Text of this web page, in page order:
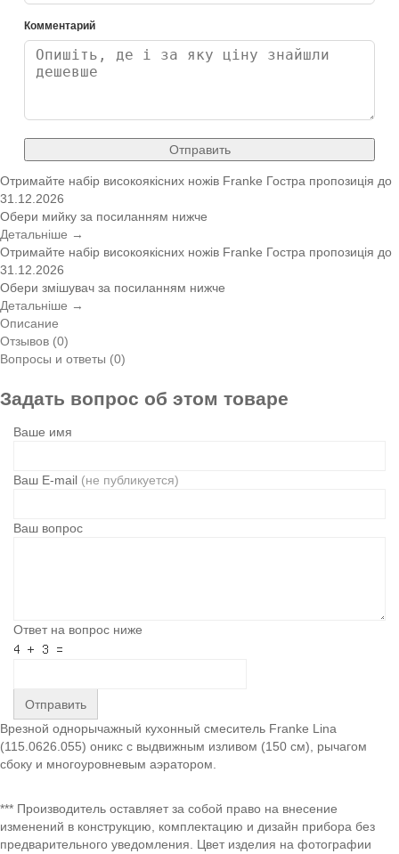
Комментарий
Отправить
Отримайте набір високоякісних ножів Franke Гостра пропозиція до
31.12.2026
Обери мийку за посиланням нижче
Детальніше →
Отримайте набір високоякісних ножів Franke Гостра пропозиція до
31.12.2026
Обери змішувач за посиланням нижче
Детальніше →
Описание
Отзывов (0)
Вопросы и ответы (0)
Задать вопрос об этом товаре
Ваше имя
Ваш E-mail (не публикуется)
Ваш вопрос
Ответ на вопрос ниже
Отправить
Врезной однорычажный кухонный смеситель Franke Lina
(115.0626.055) оникс с выдвижным изливом (150 см), рычагом
сбоку и многоуровневым аэратором.
*** Производитель оставляет за собой право на внесение
изменений в конструкцию, комплектацию и дизайн прибора без
предварительного уведомления. Цвет изделия на фотографии